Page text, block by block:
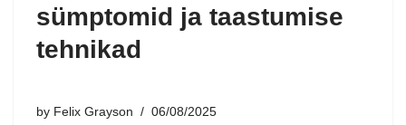
sümptomid ja taastumise
tehnikad
by Felix Grayson 06/08/2025